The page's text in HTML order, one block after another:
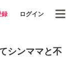
録 ログイン
シンママと不